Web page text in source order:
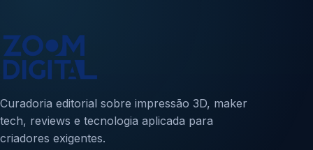
Curadoria editorial sobre impressão 3D, maker
tech, reviews e tecnologia aplicada para
criadores exigentes.